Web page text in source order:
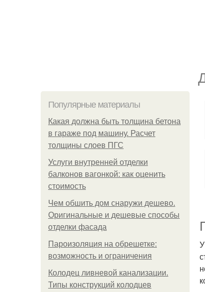
Популярные материалы
Какая должна быть толщина бетона
в гараже под машину. Расчет
толщины слоев ПГС
Услуги внутренней отделки
балконов вагонкой: как оценить
стоимость
Чем обшить дом снаружи дешево.
Оригинальные и дешевые способы
отделки фасада
Пароизоляция на обрешетке:
возможность и ограничения
Колодец ливневой канализации.
Типы конструкций колодцев